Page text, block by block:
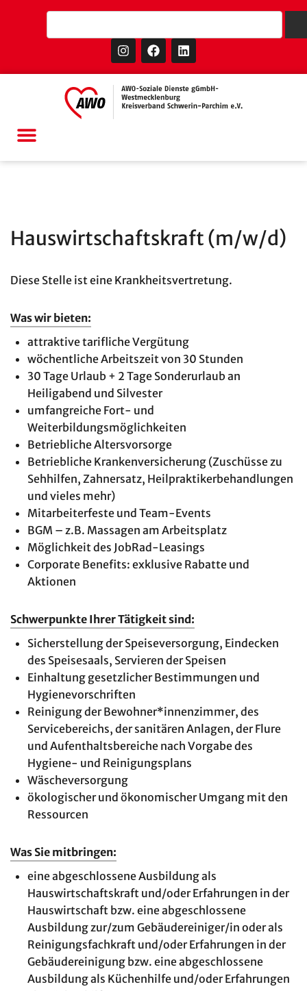
Hauswirtschaftskraft (m/w/d)
Diese Stelle ist eine Krankheitsvertretung.
Was wir bieten:
attraktive tarifliche Vergütung
wöchentliche Arbeitszeit von 30 Stunden
30 Tage Urlaub + 2 Tage Sonderurlaub an
Heiligabend und Silvester
umfangreiche Fort- und
Weiterbildungsmöglichkeiten
Betriebliche Altersvorsorge
Betriebliche Krankenversicherung (Zuschüsse zu
Sehhilfen, Zahnersatz, Heilpraktikerbehandlungen
und vieles mehr)
Mitarbeiterfeste und Team-Events
BGM – z.B. Massagen am Arbeitsplatz
Möglichkeit des JobRad-Leasings
Corporate Benefits: exklusive Rabatte und
Aktionen
Schwerpunkte Ihrer Tätigkeit sind:
Sicherstellung der Speiseversorgung, Eindecken
des Speisesaals, Servieren der Speisen
Einhaltung gesetzlicher Bestimmungen und
Hygienevorschriften
Reinigung der Bewohner*innenzimmer, des
Servicebereichs, der sanitären Anlagen, der Flure
und Aufenthaltsbereiche nach Vorgabe des
Hygiene- und Reinigungsplans
Wäscheversorgung
ökologischer und ökonomischer Umgang mit den
Ressourcen
Was Sie mitbringen:
eine abgeschlossene Ausbildung als
Hauswirtschaftskraft und/oder Erfahrungen in der
Hauswirtschaft bzw. eine abgeschlossene
Ausbildung zur/zum Gebäudereiniger/in oder als
Reinigungsfachkraft und/oder Erfahrungen in der
Gebäudereinigung bzw. eine abgeschlossene
Ausbildung als Küchenhilfe und/oder Erfahrungen